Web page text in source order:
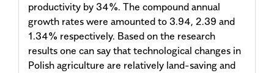
productivity by 34%. The compound annual
growth rates were amounted to 3.94, 2.39 and
1.34% respectively. Based on the research
results one can say that technological changes in
Polish agriculture are relatively land-saving and